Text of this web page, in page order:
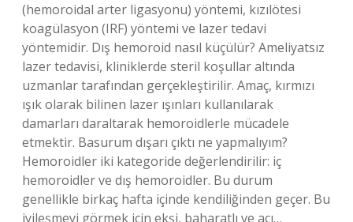
(hemoroidal arter ligasyonu) yöntemi, kızılötesi
koagülasyon (IRF) yöntemi ve lazer tedavi
yöntemidir. Dış hemoroid nasıl küçülür? Ameliyatsız
lazer tedavisi, kliniklerde steril koşullar altında
uzmanlar tarafından gerçekleştirilir. Amaç, kırmızı
ışık olarak bilinen lazer ışınları kullanılarak
damarları daraltarak hemoroidlerle mücadele
etmektir. Basurum dışarı çıktı ne yapmalıyım?
Hemoroidler iki kategoride değerlendirilir: iç
hemoroidler ve dış hemoroidler. Bu durum
genellikle birkaç hafta içinde kendiliğinden geçer. Bu
iyileşmeyi görmek için ekşi, baharatlı ve acı…